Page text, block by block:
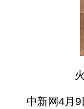
中新网4月9日